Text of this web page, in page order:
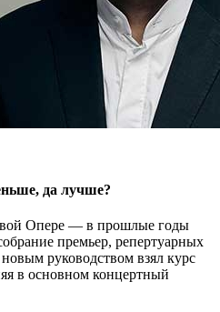
да лучше?
Опере — в прошлые годы
премьер, репертуарных
руководством взял курс
в основном концертный